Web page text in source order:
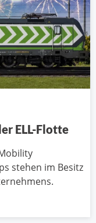
ELL-Flotte
stehen im Besitz